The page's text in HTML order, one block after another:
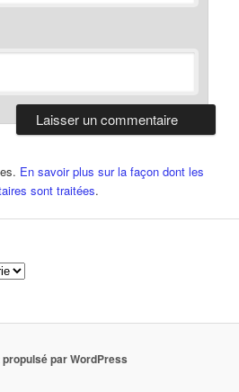
En savoir plus sur la façon dont les
sont traitées.
par WordPress